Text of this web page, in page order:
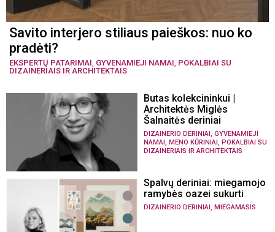
Savito interjero stiliaus paieškos: nuo ko
pradėti?
EKSPERTŲ PATARIMAI, GYVENAMIEJI NAMAI, POKALBIAI SU
DIZAINERIAIS IR ARCHITEKTAIS
Butas kolekcininkui |
Architektės Miglės
Šalnaitės deriniai
DIZAINERIO DERINIAI , GYVENAMIEJI
NAMAI , MENO KŪRINIAI , POKALBIAI SU
DIZAINERIAIS IR ARCHITEKTAIS
Spalvų deriniai: miegamojo
ramybės oazei sukurti
DIZAINERIO DERINIAI , MIEGAMASIS